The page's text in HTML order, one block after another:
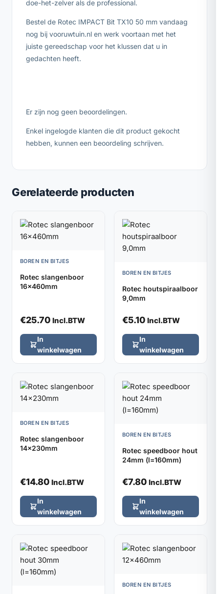
doe-het-zelver als de professional.
Bestel de Rotec IMPACT Bit TX10 50 mm vandaag
nog bij vooruwtuin.nl en werk voortaan met het
juiste gereedschap voor het klussen dat u in
gedachten heeft.
Er zijn nog geen beoordelingen.
Enkel ingelogde klanten die dit product gekocht
hebben, kunnen een beoordeling schrijven.
Gerelateerde producten
BOREN EN BITJES
Rotec slangenboor
16x460mm
€25.70 Incl.BTW
In
winkelwagen
BOREN EN BITJES
Rotec houtspiraalboor
9,0mm
€5.10 Incl.BTW
In
winkelwagen
BOREN EN BITJES
Rotec slangenboor
14x230mm
€14.80 Incl.BTW
In
winkelwagen
BOREN EN BITJES
Rotec speedboor hout
24mm (l=160mm)
€7.80 Incl.BTW
In
winkelwagen
BOREN EN BITJES